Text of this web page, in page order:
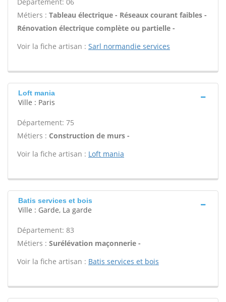
Métiers : Tableau électrique - Réseaux courant faibles -
Rénovation électrique complète ou partielle -
Voir la fiche artisan : Sarl normandie services
Loft mania
Ville : Paris
Département: 75
Métiers : Construction de murs -
Voir la fiche artisan : Loft mania
Batis services et bois
Ville : Garde, La garde
Département: 83
Métiers : Surélévation maçonnerie -
Voir la fiche artisan : Batis services et bois